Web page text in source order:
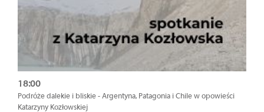
18:00
Podróże dalekie i bliskie - Argentyna, Patagonia i Chile w opowieści
Katarzyny Kozłowskiej